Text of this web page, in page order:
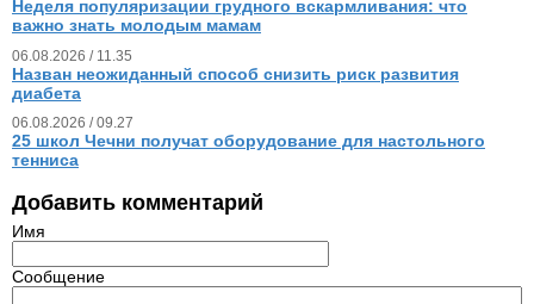
Неделя популяризации грудного вскармливания: что
важно знать молодым мамам
06.08.2026 / 11.35
Назван неожиданный способ снизить риск развития
диабета
06.08.2026 / 09.27
25 школ Чечни получат оборудование для настольного
тенниса
Добавить комментарий
Имя
Сообщение